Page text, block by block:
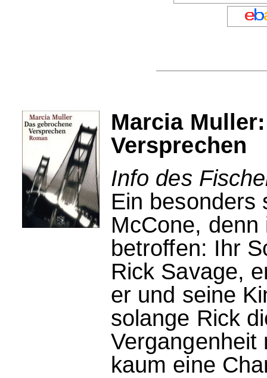
Marcia
Versprechen
Info des
Ein besonders
McCone,
betroffen: Ihr
Rick Savage,
er und seine
solange Rick
Vergangenheit
kaum eine